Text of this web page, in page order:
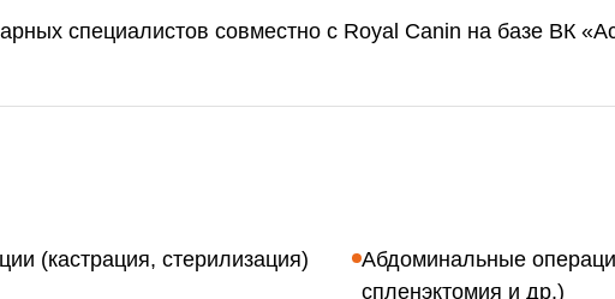
специалистов совместно с Royal Canin на базе ВК
(кастрация, стерилизация)
Абдоминальные
спленэктомия и др.)